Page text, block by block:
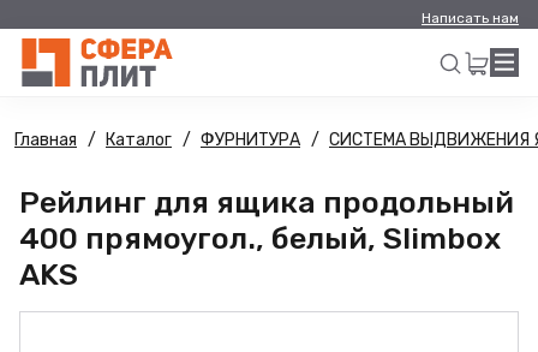
Написать нам
Искать
Главная Каталог ФУРНИТУРА СИСТЕМА ВЫДВИЖЕНИЯ
Рейлинг для ящика продольный
400 прямоугол., белый, Slimbox
AKS